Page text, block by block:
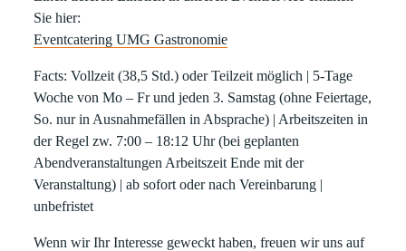
Sie hier:
Eventcatering UMG Gastronomie
Facts: Vollzeit (38,5 Std.) oderTeilzeitmöglich | 5-Tage
Woche von Mo – Frund jeden 3. Samstag (ohne Feiertage,
So. nur in Ausnahmefällen in Absprache) | Arbeitszeiten in
der Regelzw. 7:00 – 18:12 Uhr(bei geplanten
Abendveranstaltungen Arbeitszeit Ende mit der
Veranstaltung) | ab sofort oder nach Vereinbarung |
unbefristet
Wenn wir Ihr Interesse geweckt haben, freuen wir uns auf